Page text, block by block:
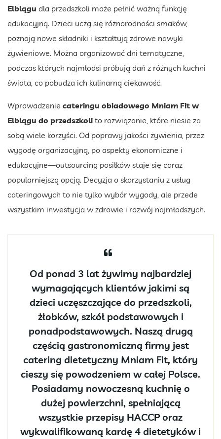
Elblągu dla przedszkoli może pełnić ważną funkcję
edukacyjną. Dzieci uczą się różnorodności smaków,
poznają nowe składniki i kształtują zdrowe nawyki
żywieniowe. Można organizować dni tematyczne,
podczas których najmłodsi próbują dań z różnych kuchni
świata, co pobudza ich kulinarną ciekawość.
Wprowadzenie cateringu obiadowego Mniam Fit w
Elblągu do przedszkoli to rozwiązanie, które niesie za
sobą wiele korzyści. Od poprawy jakości żywienia, przez
wygodę organizacyjną, po aspekty ekonomiczne i
edukacyjne—outsourcing posiłków staje się coraz
popularniejszą opcją. Decyzja o skorzystaniu z usług
cateringowych to nie tylko wybór wygody, ale przede
wszystkim inwestycja w zdrowie i rozwój najmłodszych.
Od ponad 3 lat żywimy najbardziej
wymagających klientów jakimi są
dzieci uczęszczające do przedszkoli,
żłobków, szkół podstawowych i
ponadpodstawowych. Naszą drugą
częścią gastronomiczną firmy jest
catering dietetyczny Mniam Fit, który
cieszy się powodzeniem w całej Polsce.
Posiadamy nowoczesną kuchnię o
dużej powierzchni, spełniającą
wszystkie przepisy HACCP oraz
wykwalifikowaną kardę 4 dietetyków i